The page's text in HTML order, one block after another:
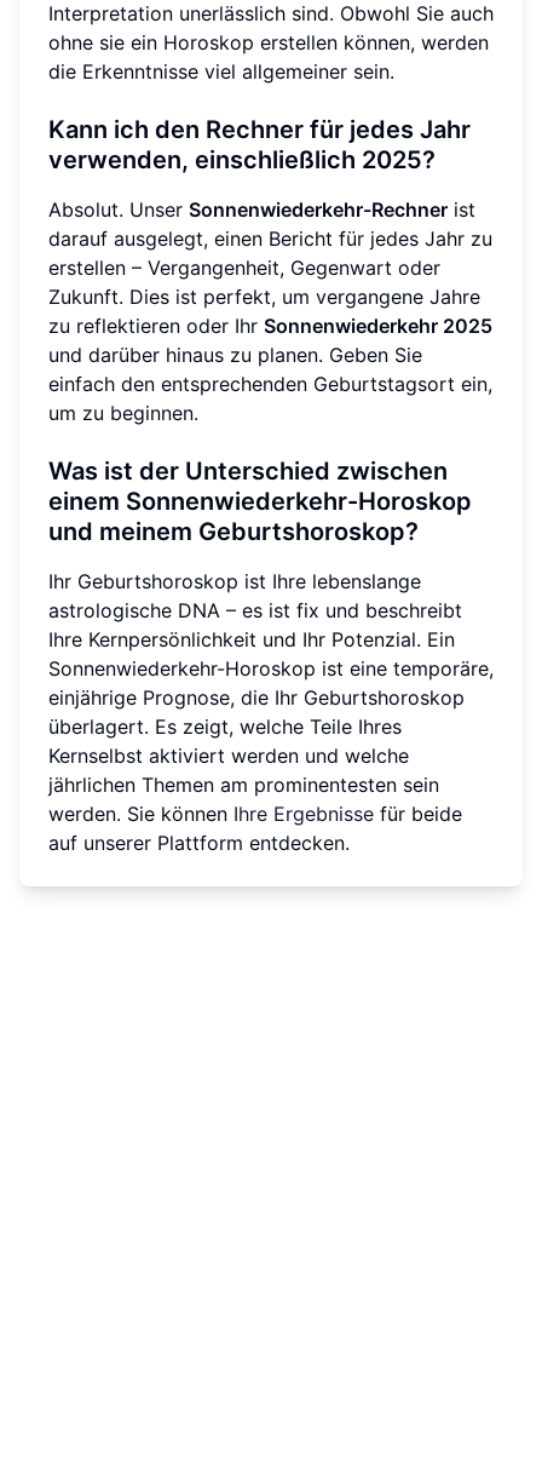
Interpretation unerlässlich sind. Obwohl Sie auch
ohne sie ein Horoskop erstellen können, werden
die Erkenntnisse viel allgemeiner sein.
Kann ich den Rechner für jedes Jahr
verwenden, einschließlich 2025?
Absolut. Unser Sonnenwiederkehr-Rechner ist
darauf ausgelegt, einen Bericht für jedes Jahr zu
erstellen – Vergangenheit, Gegenwart oder
Zukunft. Dies ist perfekt, um vergangene Jahre
zu reflektieren oder Ihr Sonnenwiederkehr 2025
und darüber hinaus zu planen. Geben Sie
einfach den entsprechenden Geburtstagsort ein,
um zu beginnen.
Was ist der Unterschied zwischen
einem Sonnenwiederkehr-Horoskop
und meinem Geburtshoroskop?
Ihr Geburtshoroskop ist Ihre lebenslange
astrologische DNA – es ist fix und beschreibt
Ihre Kernpersönlichkeit und Ihr Potenzial. Ein
Sonnenwiederkehr-Horoskop ist eine temporäre,
einjährige Prognose, die Ihr Geburtshoroskop
überlagert. Es zeigt, welche Teile Ihres
Kernselbst aktiviert werden und welche
jährlichen Themen am prominentesten sein
werden. Sie können Ihre Ergebnisse für beide
auf unserer Plattform entdecken.